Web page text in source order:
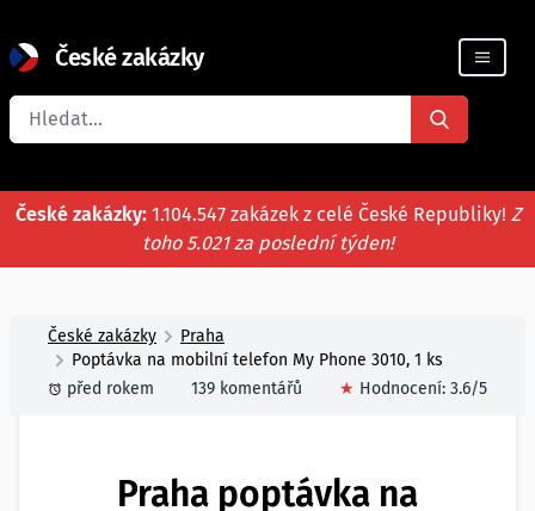
České zakázky
Registrace firmy
České zakázky: 1.104.547 zakázek z celé České Republiky! Z
toho 5.021 za poslední týden!
České zakázky
Praha
Poptávka na mobilní telefon My Phone 3010, 1 ks
před rokem
139 komentářů ★ Hodnocení: 3.6/5
Praha poptávka na